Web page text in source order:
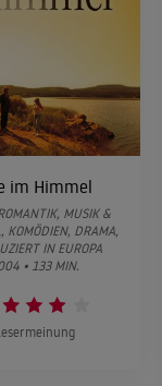
im Himmel
MUSIK &
KOMÖDIEN, DRAMA,
IN EUROPA
• 133 MIN.